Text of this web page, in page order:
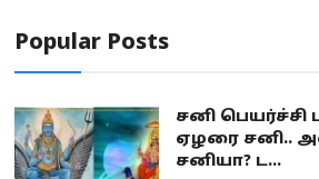
Popular Posts
சனி பெயர்ச்சி
ஏழரை சனி..
சனியா? ட...